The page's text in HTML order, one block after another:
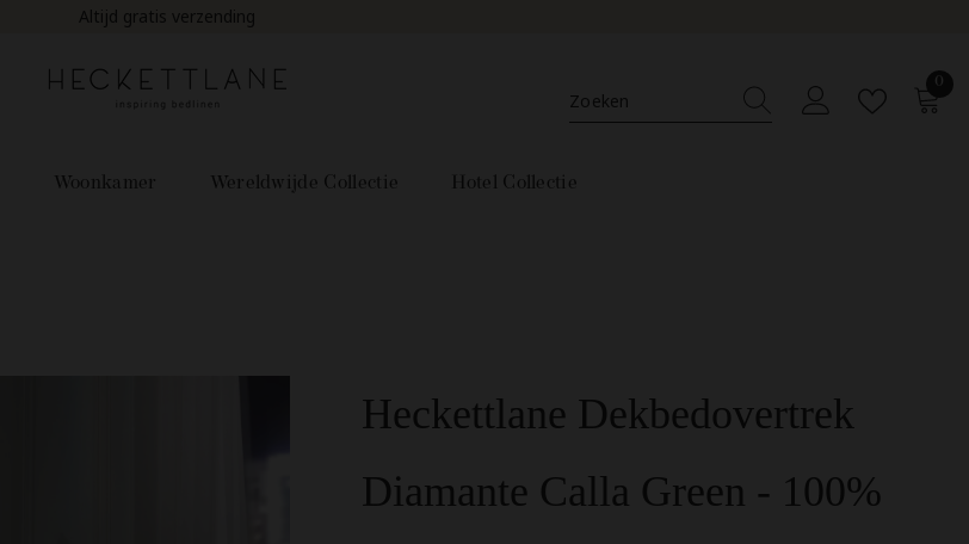
0 0
Woonkamer Wereldwijde Collectie Hotel Collectie
Heckettlane Dekbedovertrek
Diamante Calla Green - 100%